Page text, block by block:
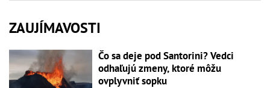
ZAUJÍMAVOSTI
Čo sa deje pod Santorini? Vedci
odhaľujú zmeny, ktoré môžu
ovplyvniť sopku